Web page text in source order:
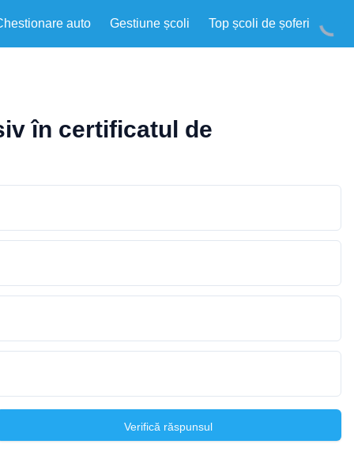
auto Gestiune școli Top școli de șoferi
în certificatul de
Verifică răspunsul